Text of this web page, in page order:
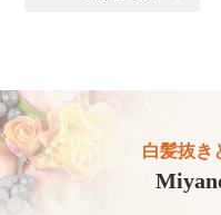
白髪抜き